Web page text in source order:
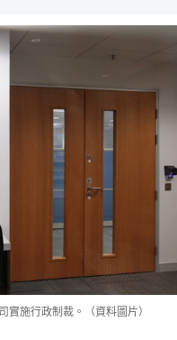
施行政制裁。（資料圖片）